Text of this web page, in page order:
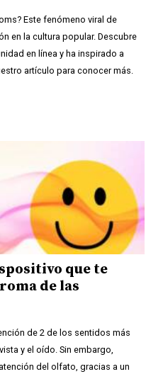
Este fenómeno viral de
en la cultura popular. Descubre
en línea y ha inspirado a
artículo para conocer más.
que te
de las
de 2 de los sentidos más
y el oído. Sin embargo,
del olfato, gracias a un